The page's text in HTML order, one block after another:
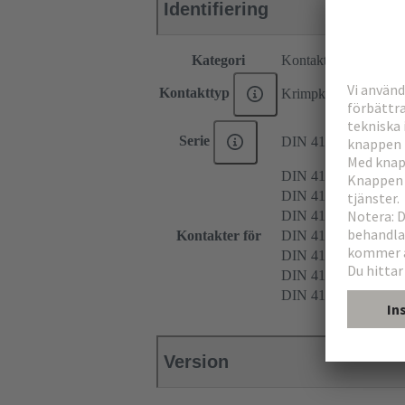
Identifiering
Kategori Kontakter
Kontakttyp Krimpkontakt
Serie DIN 41612
Kontakter för
DIN 41612 Typ D
DIN 41612 Typ E
DIN 41612 Typ F
DIN 41612 Typ 2F
DIN 41612 Typ F9
DIN 41612 Typ MH
DIN 41612 Typ FM
Version